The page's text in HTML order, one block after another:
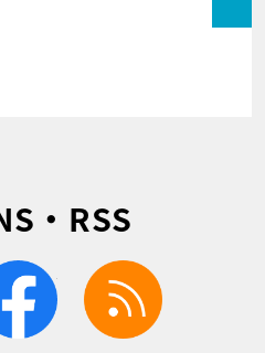
・RSS
facebook